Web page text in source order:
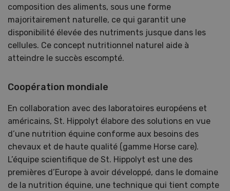
composition des aliments, sous une forme
majoritairement naturelle, ce qui garantit une
disponibilité élevée des nutriments jusque dans les
cellules. Ce concept nutritionnel naturel aide à
atteindre le succès escompté.
Coopération mondiale
En collaboration avec des laboratoires européens et
américains, St. Hippolyt élabore des solutions en vue
d’une nutrition équine conforme aux besoins des
chevaux et de haute qualité (gamme Horse care).
L’équipe scientifique de St. Hippolyt est une des
premières d’Europe à avoir développé, dans le domaine
de la nutrition équine, une technique qui tient compte